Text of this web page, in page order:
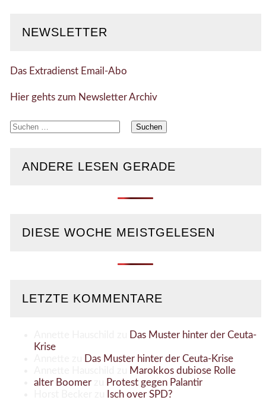
NEWSLETTER
Das Extradienst Email-Abo
Hier gehts zum Newsletter Archiv
Suchen
ANDERE LESEN GERADE
DIESE WOCHE MEISTGELESEN
LETZTE KOMMENTARE
Das Muster hinter der Ceuta-
Krise
Das Muster hinter der Ceuta-Krise
Marokkos dubiose Rolle
alter Boomerzu
Protest gegen Palantir
Isch over SPD?